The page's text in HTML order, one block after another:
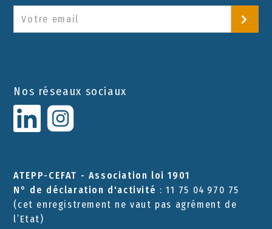
Nos réseaux sociaux
ATEPP-CEFAT - Association loi 1901
N° de déclaration d'activité : 11 75 04 970 75
(cet enregistrement ne vaut pas agrément de
l’Etat)